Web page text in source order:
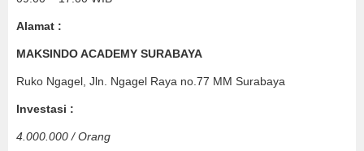
Alamat :
MAKSINDO ACADEMY SURABAYA
Ruko Ngagel, Jln. Ngagel Raya no.77 MM Surabaya
Investasi :
4.000.000 / Orang